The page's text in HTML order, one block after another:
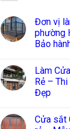
Đơn vị
phường
Bảo
Làm
Rẻ –
Đẹp
Cửa sắt